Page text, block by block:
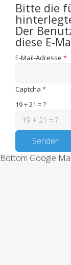
Bitte die
Der
diese E-
E-Mail-Adresse *
Captcha *
19 + 21 = ?
Senden
Bottom Google